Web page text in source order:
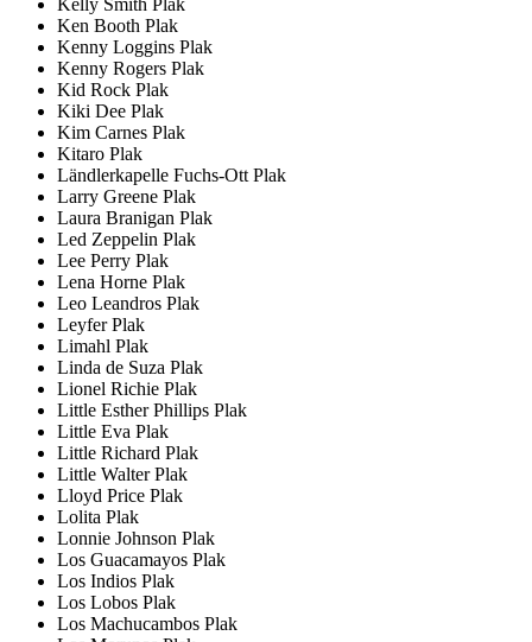
Ken Booth Plak
Kenny Loggins Plak
Kenny Rogers Plak
Kid Rock Plak
Kiki Dee Plak
Kim Carnes Plak
Kitaro Plak
Ländlerkapelle Fuchs-Ott Plak
Larry Greene Plak
Laura Branigan Plak
Led Zeppelin Plak
Lee Perry Plak
Lena Horne Plak
Leo Leandros Plak
Leyfer Plak
Limahl Plak
Linda de Suza Plak
Lionel Richie Plak
Little Esther Phillips Plak
Little Eva Plak
Little Richard Plak
Little Walter Plak
Lloyd Price Plak
Lolita Plak
Lonnie Johnson Plak
Los Guacamayos Plak
Los Indios Plak
Los Lobos Plak
Los Machucambos Plak